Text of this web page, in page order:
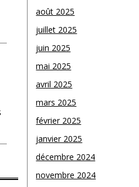
août 2025
juillet 2025
juin 2025
mai 2025
avril 2025
mars 2025
février 2025
janvier 2025
décembre 2024
novembre 2024